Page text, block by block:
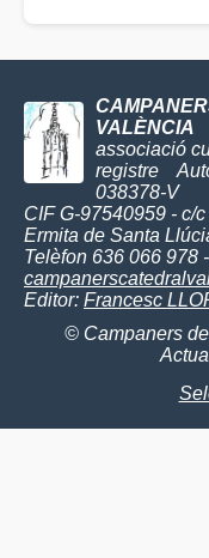
VALÈNCIA
associació
registre
038378-V
CIF G-97540959 - c/
Ermita de Santa
Telèfon 636 066 978
Editor: Francesc
© Campaners